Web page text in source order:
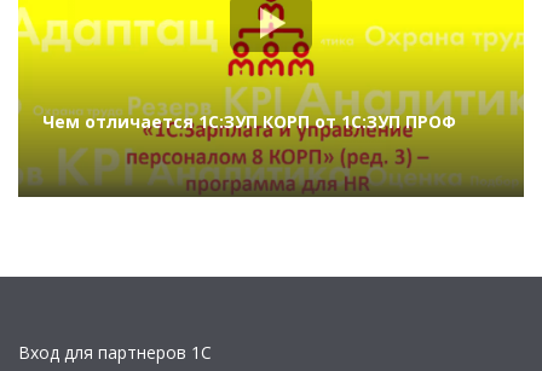
Чем отличается 1С:ЗУП КОРП от 1С:ЗУП ПРОФ
Вход для партнеров 1С